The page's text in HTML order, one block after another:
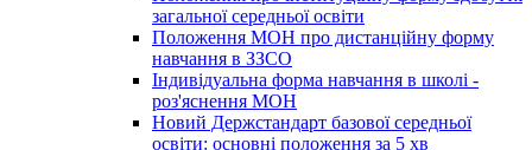
загальної середньої освіти
Положення МОН про дистанційну форму
навчання в ЗЗСО
Індивідуальна форма навчання в школі -
роз'яснення МОН
Новий Держстандарт базової середньої
освіти: основні положення за 5 хв